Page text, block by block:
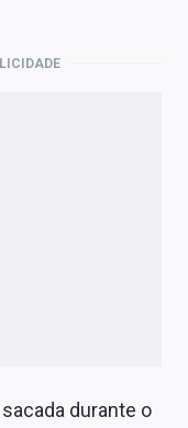
durante o